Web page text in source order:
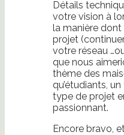
Détails
votre vision à
la manière dont
projet
votre réseau
que nous
thème des
qu’étudiants,
type de projet
passionnant.
Encore bravo,